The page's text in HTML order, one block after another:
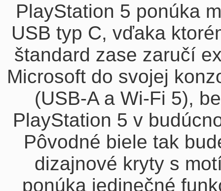
PlayStation 5 ponúka
USB typ C, vďaka
štandard zase zaručí
Microsoft do svojej
(USB-A a Wi-Fi 5),
PlayStation 5 v
Pôvodné biele tak
dizajnové kryty s
ponúka jedinečné